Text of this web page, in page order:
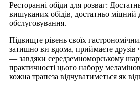
Ресторанні обіди для розваг:
вишуканих обідів, достатньо міцний
обслуговування.
Підвищте рівень своїх
затишно ви вдома, приймаєте друзів
— завдяки середземноморському
практичності цього набору
кожна трапеза відчуватиметься як